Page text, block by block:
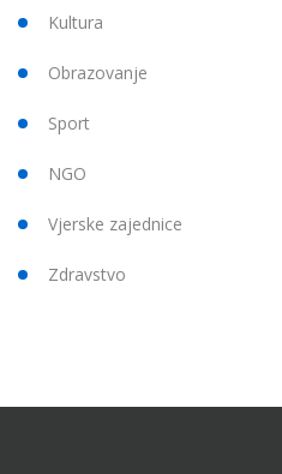
Kultura
Obrazovanje
Sport
NGO
Vjerske zajednice
Zdravstvo